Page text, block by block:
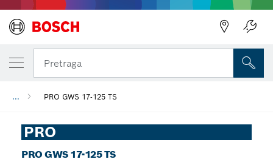
Pretraga
... PRO GWS 17-125 TS
PRO
PRO GWS 17-125 TS